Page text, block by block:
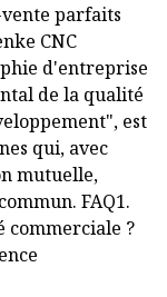
parfaits
CNC
d'entreprise
de la qualité
est
qui, avec
mutuelle,
FAQ1.
commerciale ?